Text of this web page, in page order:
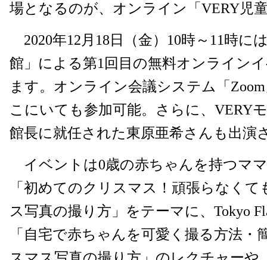
場となるのが、オンライン「VERY児
2020年12月18日（金）10時～11時に
館」による第1回目の無料オンライン
ます。オンライン会議システム「
こにいても参加可能。さらに、VERY
館長に就任された東原亜希さんも出演
イベントは0歳の赤ちゃんを持つマ
「初めてのクリスマス！頑張らなく
ス写真の撮り方」をテーマに、Tokyo
「自宅で赤ちゃんを可愛く撮る方法・